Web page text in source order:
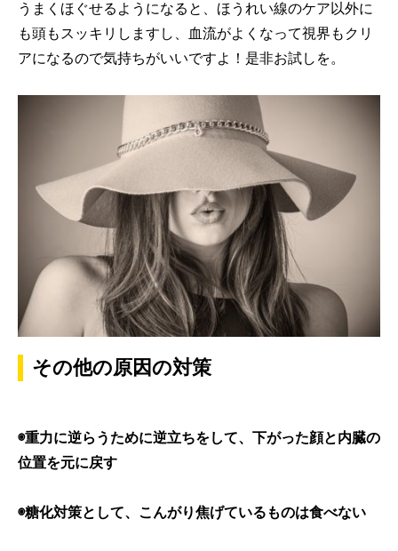
うまくほぐせるようになると、ほうれい線のケア以外に
も頭もスッキリしますし、血流がよくなって視界もクリ
アになるので気持ちがいいですよ！是非お試しを。
その他の原因の対策
◉重力に逆らうために逆立ちをして、下がった顔と内臓の
位置を元に戻す
◉糖化対策として、こんがり焦げているものは食べない